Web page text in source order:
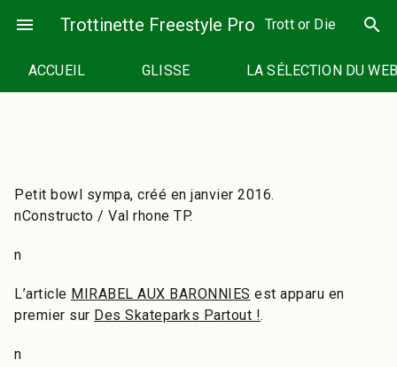
menu Trottinette Freestyle Pro Trott or Die search
ACCUEIL GLISSE LA SÉLECTION DU
Petit bowl sympa, créé en janvier 2016.
nConstructo / Val rhone TP.
n
L’article MIRABEL AUX BARONNIES est apparu en
premier sur Des Skateparks Partout !.
n